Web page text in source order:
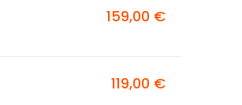
159,00 €
119,00 €